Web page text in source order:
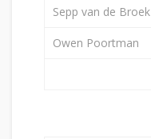
Sepp van de Broek
Owen Poortman